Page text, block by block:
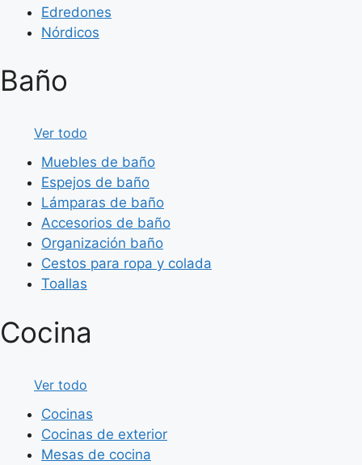
Edredones
Nórdicos
Baño
Ver todo
Muebles de baño
Espejos de baño
Lámparas de baño
Accesorios de baño
Organización baño
Cestos para ropa y colada
Toallas
Cocina
Ver todo
Cocinas
Cocinas de exterior
Mesas de cocina